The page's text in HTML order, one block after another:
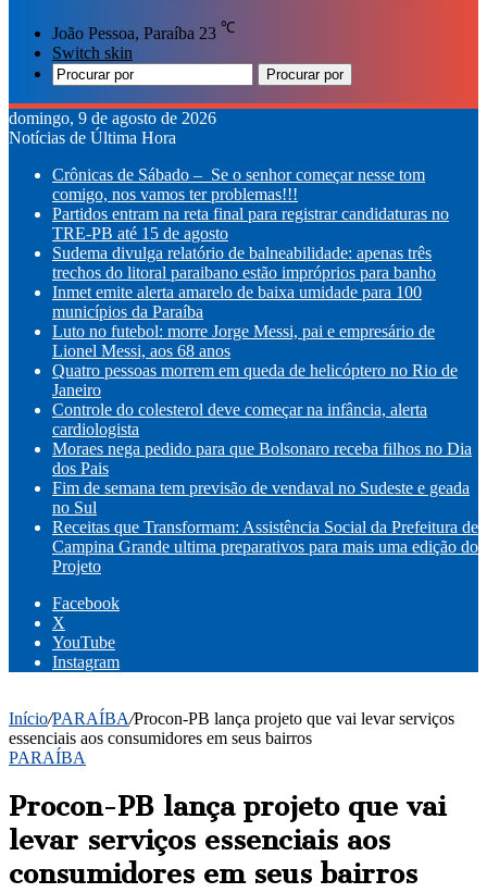
João Pessoa, Paraíba 23 ℃
Switch skin
Procurar por
domingo, 9 de agosto de 2026
Notícias de Última Hora
Crônicas de Sábado – Se o senhor começar nesse tom
comigo, nos vamos ter problemas!!!
Partidos entram na reta final para registrar candidaturas no
TRE-PB até 15 de agosto
Sudema divulga relatório de balneabilidade: apenas três
trechos do litoral paraibano estão impróprios para banho
Inmet emite alerta amarelo de baixa umidade para 100
municípios da Paraíba
Luto no futebol: morre Jorge Messi, pai e empresário de
Lionel Messi, aos 68 anos
Quatro pessoas morrem em queda de helicóptero no Rio de
Janeiro
Controle do colesterol deve começar na infância, alerta
cardiologista
Moraes nega pedido para que Bolsonaro receba filhos no Dia
dos Pais
Fim de semana tem previsão de vendaval no Sudeste e geada
no Sul
Receitas que Transformam: Assistência Social da Prefeitura de
Campina Grande ultima preparativos para mais uma edição do
Projeto
Facebook
X
YouTube
Instagram
Início/PARAÍBA/Procon-PB lança projeto que vai levar serviços
essenciais aos consumidores em seus bairros
PARAÍBA
Procon-PB lança projeto que vai
levar serviços essenciais aos
consumidores em seus bairros